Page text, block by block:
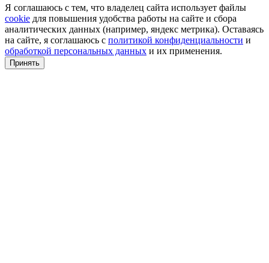
Я соглашаюсь с тем, что владелец сайта использует файлы
cookie для повышения удобства работы на сайте и сбора
аналитических данных (например, яндекс метрика). Оставаясь
на сайте, я соглашаюсь с политикой конфиденциальности и
обработкой персональных данных и их применения.
Принять